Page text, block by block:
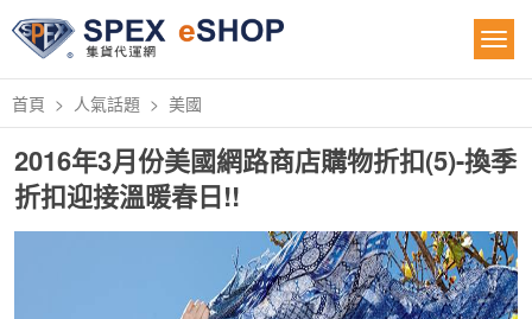
首頁 人氣話題 美國
2016年3月份美國網路商店購物折扣(5)-換季
折扣迎接溫暖春日!!